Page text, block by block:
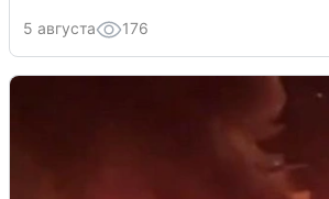
5 августа 176